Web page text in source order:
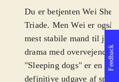
Du er betjenten Wei
Triade. Men Wei er også
mest stabile mand til
drama med overvejende
"Sleeping dogs" er en
definitive udgave af
Feedback